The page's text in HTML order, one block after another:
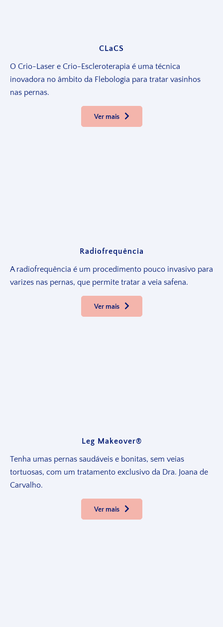
CLaCS
O Crio-Laser e Crio-Escleroterapia é uma técnica
inovadora no âmbito da Flebologia para tratar vasinhos
nas pernas.
Ver mais
Radiofrequência
A radiofrequência é um procedimento pouco invasivo para
varizes nas pernas, que permite tratar a veia safena.
Ver mais
Leg Makeover®
Tenha umas pernas saudáveis e bonitas, sem veias
tortuosas, com um tratamento exclusivo da Dra. Joana de
Carvalho.
Ver mais